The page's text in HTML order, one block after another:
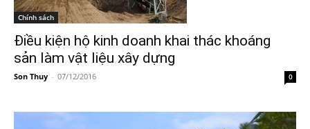
Chính sách
Điều kiện hộ kinh doanh khai thác khoáng
sản làm vật liệu xây dựng
Son Thuy - 07/12/2016 0